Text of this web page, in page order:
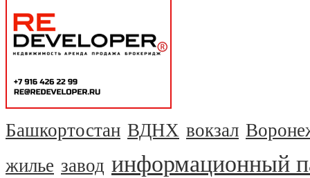
Башкортостан ВДНХ вокзал
жилье завод информационный